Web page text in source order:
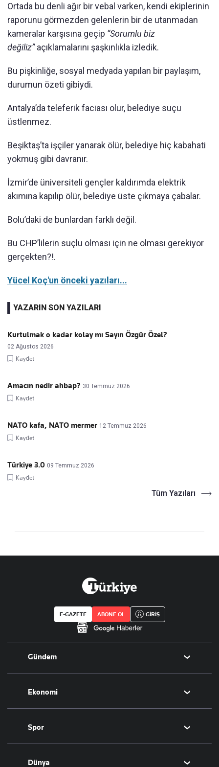
Ortada bu denli ağır bir vebal varken, kendi ekiplerinin
raporunu görmezden gelenlerin bir de utanmadan
kameralar karşısına geçip “Sorumlu biz
değiliz”açıklamalarını şaşkınlıkla izledik.
Bu pişkinliğe, sosyal medyada yapılan bir paylaşım,
durumun özeti gibiydi.
Antalya’da teleferik faciası olur, belediye suçu
üstlenmez.
Beşiktaş’ta işçiler yanarak ölür, belediye hiç kabahati
yokmuş gibi davranır.
İzmir’de üniversiteli gençler kaldırımda elektrik
akımına kapılıp ölür, belediye üste çıkmaya çabalar.
Bolu’daki de bunlardan farklı değil.
Bu CHP’lilerin suçlu olması için ne olması gerekiyor
gerçekten?!.
Yücel Koç'un önceki yazıları...
YAZARIN SON YAZILARI
Kurtulmak o kadar kolay mı Sayın Özgür Özel?
02 Ağustos 2026
Kaydet
Amacın nedir ahbap? 30 Temmuz 2026
Kaydet
NATO kafa, NATO mermer 12 Temmuz 2026
Kaydet
Türkiye 3.0 09 Temmuz 2026
Kaydet
Tüm Yazıları
E-GAZETE ABONE OL GİRİŞ
Gündem
Politika
Eğitim
Ekonomi
Borsa
Altın
Döviz
Hisse Senedi
Spor
Futbol
Puan Durumu
Dünya